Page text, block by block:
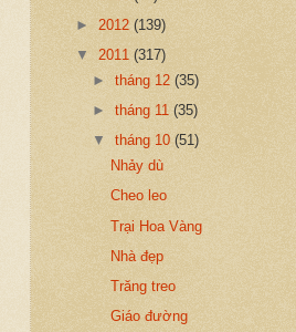
► 2012 (139)
▼ 2011 (317)
►tháng 12(35)
►tháng 11(35)
▼tháng 10(51)
Nhảy dù
Cheo leo
Trại Hoa Vàng
Nhà đẹp
Trăng treo
Giáo đường